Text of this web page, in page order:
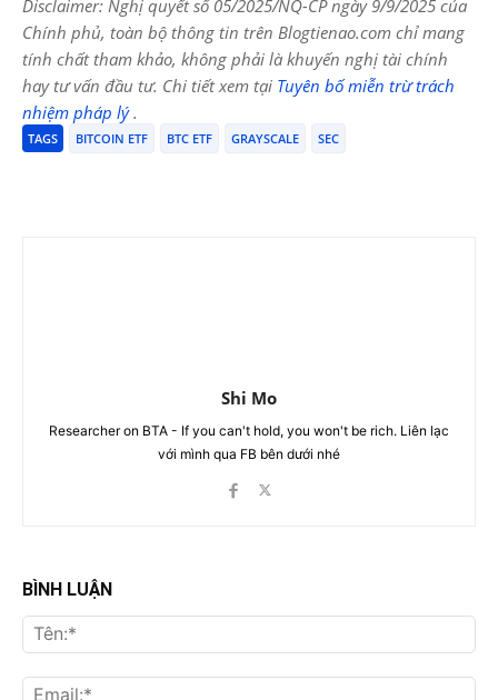
Disclaimer: Nghị quyết số 05/2025/NQ-CP ngày 9/9/2025 của
Chính phủ, toàn bộ thông tin trên Blogtienao.com chỉ mang
tính chất tham khảo, không phải là khuyến nghị tài chính
hay tư vấn đầu tư. Chi tiết xem tại Tuyên bố miễn trừ trách
nhiệm pháp lý.
TAGS BITCOIN ETF BTC ETF GRAYSCALE SEC
Shi Mo
Researcher on BTA - If you can't hold, you won't be rich. Liên lạc
với mình qua FB bên dưới nhé
BÌNH LUẬN